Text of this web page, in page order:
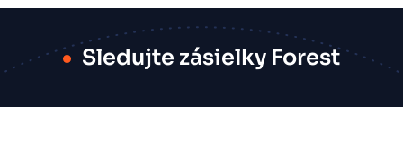
Sledujte zásielky Forest